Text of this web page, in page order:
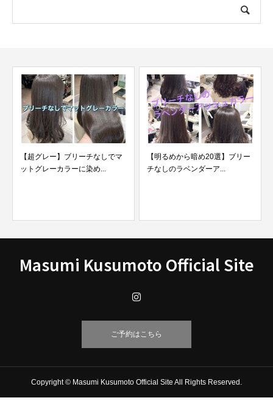
【超グレー】ブリーチなしでマ
ットグレーカラーに染め...
【明るめから暗め20選】ブリー
チなしのラベンダーア...
Masumi Kusumoto Official Site
ご予約はこちら
Copyright © Masumi Kusumoto Official Site All Rights Reserved.